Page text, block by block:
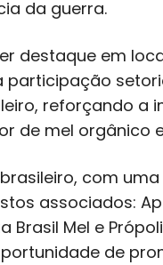
da guerra.
destaque em
participação
reforçando a
de mel orgânico
com
associados:
Brasil Mel e
de